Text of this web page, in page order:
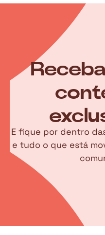
E fique por dentro
e tudo o que está